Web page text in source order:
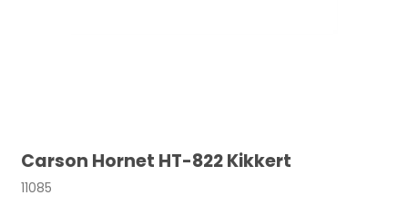
Carson Hornet HT-822 Kikkert
11085